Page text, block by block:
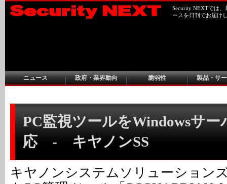
Security NEXTでは
ースを日刊でお届け
ニュース 政府・業界動向 脆弱性 製品・サ
PC監視ツールをWindowsサー
応 - キヤノンSS
キヤノンシステムソリューション